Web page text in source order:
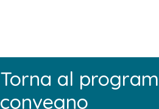
Torna al
convegno